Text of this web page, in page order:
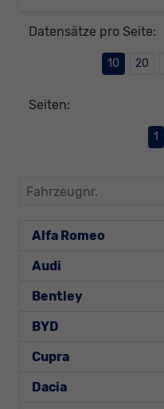
Datensätze pro Seite:
10 20
Seiten:
1
Fahrzeugnr.
Alfa Romeo
Audi
Bentley
BYD
Cupra
Dacia